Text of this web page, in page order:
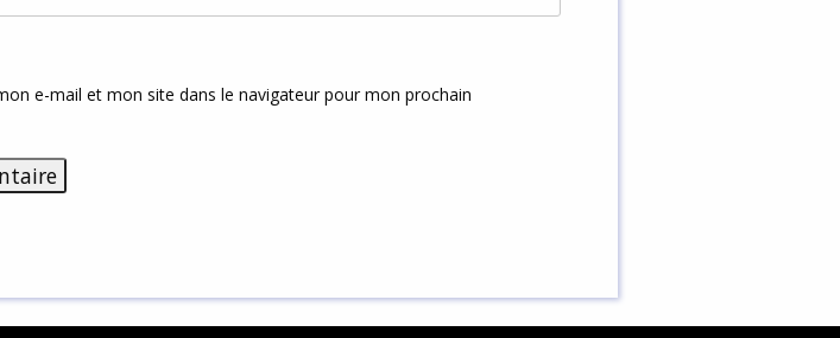
e-mail et mon site dans le navigateur pour mon prochain